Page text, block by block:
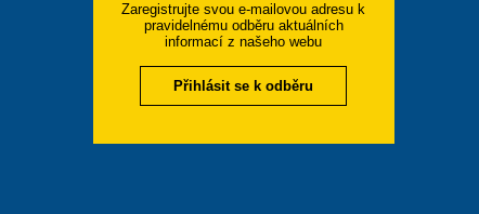
Zaregistrujte svou e-mailovou adresu k
pravidelnému odběru aktuálních
informací z našeho webu
Přihlásit se k odběru